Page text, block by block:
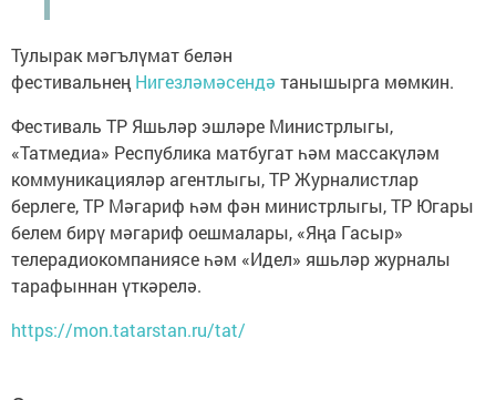
Тулырак мәгълүмат белән
фестивальнең Нигезләмәсендә танышырга мөмкин.
Фестиваль ТР Яшьләр эшләре Министрлыгы,
«Татмедиа» Республика матбугат һәм массакүләм
коммуникацияләр агентлыгы, ТР Журналистлар
берлеге, ТР Мәгариф һәм фән министрлыгы, ТР Югары
белем бирү мәгариф оешмалары, «Яңа Гасыр»
телерадиокомпаниясе һәм «Идел» яшьләр журналы
тарафыннан үткәрелә.
https://mon.tatarstan.ru/tat/